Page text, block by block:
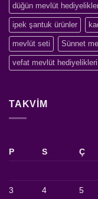
düğün mevlüt
ipek şantuk ürünler
mevlüt seti Sünnet
vefat mevlüt hediyelikleri
TAKVIM
P S Ç
3 4 5